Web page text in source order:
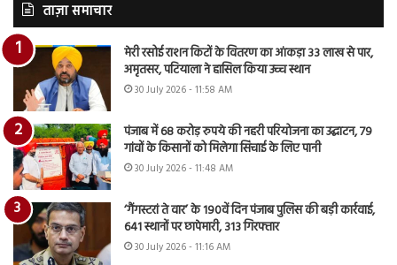
ताज़ा समाचार
मेरी रसोई राशन किटों के वितरण का आंकड़ा 33 लाख से पार,
अमृतसर, पटियाला ने हासिल किया उच्च स्थान
30 July 2026 - 11:58 AM
पंजाब में 68 करोड़ रुपये की नहरी परियोजना का उद्घाटन, 79
गांवों के किसानों को मिलेगा सिंचाई के लिए पानी
30 July 2026 - 11:48 AM
‘गैंगस्टरां ते वार’ के 190वें दिन पंजाब पुलिस की बड़ी कार्रवाई,
641 स्थानों पर छापेमारी, 313 गिरफ्तार
30 July 2026 - 11:16 AM